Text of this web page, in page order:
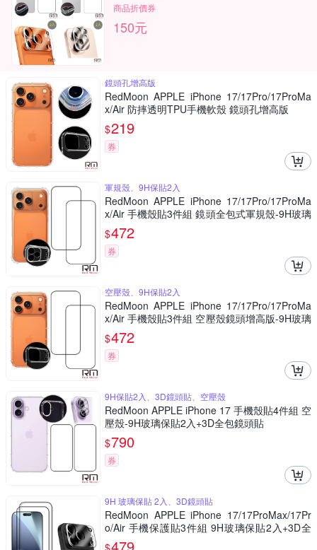
商品折價券
150元
鏡頭孔增高版
RedMoon APPLE iPhone 17/17Pro/17ProMa
x/Air 防摔透明TPU手機軟殼 鏡頭孔增高版
$219
券
軍規殼、9H保貼2入
RedMoon APPLE iPhone 17/17Pro/17ProMa
x/Air 手機殼貼3件組 鏡頭全包式軍規殼-9H玻璃
保貼2入
$472
券
空壓殼、9H保貼2入
RedMoon APPLE iPhone 17/17Pro/17ProMa
x/Air 手機殼貼3件組 空壓殼鏡頭增高版-9H玻璃
保貼2入
$472
券
9H保貼2入、3D鏡頭貼、空壓殼
RedMoon APPLE iPhone 17 手機殼貼4件組 空
壓殼-9H玻璃保貼2入+3D全包鏡頭貼
$790
券
9H 玻璃保貼 2入、3D鏡頭貼
RedMoon APPLE iPhone 17/17ProMax/17Pr
o/Air 手機保護貼3件組 9H玻璃保貼2入+3D全
包鏡頭貼